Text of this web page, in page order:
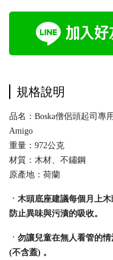
規格說明
品名：Boska僧侶頭起司專
Amigo
重量：972公克
材質：木材、不鏽鋼
原產地：荷蘭
ㆍ木頭底座建議每個月上
防止異味與污漬的吸收。
ㆍ勿讓兒童在無人看管的
(不含蓋) 。